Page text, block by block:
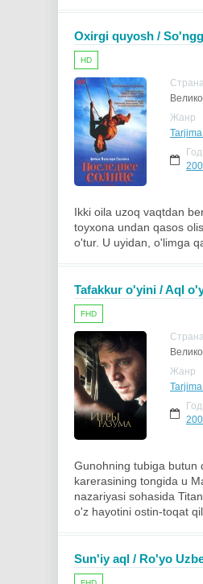
Oxirgi quyosh /
HD
Жанр
Год
Ikki oila uzoq vaqtdan
toyxona undan qasos
o'tur. U uyidan, o'limga
Tafakkur o'yini / Aql
FHD
Жанр
Год
Gunohning tubiga butun
karerasining tongida u
nazariyasi sohasida
o'z hayotini ostin-toqat
Sun'iy aql / Ro'yo